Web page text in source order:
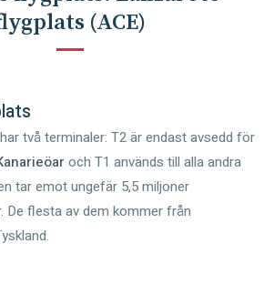
(ACE)
två terminaler: T2 är endast avsedd för
och T1 används till alla andra
tar emot ungefär 5,5 miljoner
De flesta av dem kommer från